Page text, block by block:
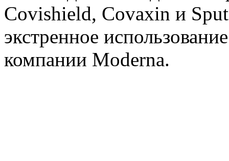
Covishield, Covaxin и
экстренное
компании Moderna.